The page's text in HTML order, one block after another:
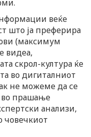
веќе
што ја преферира
(максимум
видеа,
скрол-култура ќе
во дигиталниот
не можеме да се
во прашање
анализи,
човечкиот